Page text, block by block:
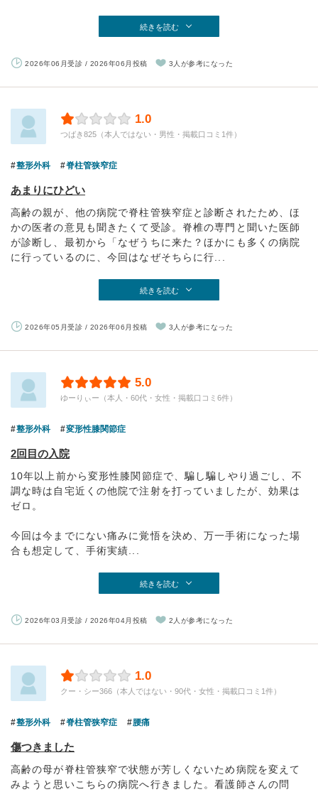
続きを読む
2026年06月受診 / 2026年06月投稿 3人が参考になった
1.0
つばき825（本人ではない・男性・掲載口コミ1件）
整形外科 脊柱管狭窄症
あまりにひどい
高齢の親が、他の病院で脊柱管狭窄症と診断されたため、ほ
かの医者の意見も聞きたくて受診。脊椎の専門と聞いた医師
が診断し、最初から「なぜうちに来た？ほかにも多くの病院
に行っているのに、今回はなぜそちらに行...
続きを読む
2026年05月受診 / 2026年06月投稿 3人が参考になった
5.0
ゆーりぃー（本人・60代・女性・掲載口コミ6件）
整形外科 変形性膝関節症
2回目の入院
10年以上前から変形性膝関節症で、騙し騙しやり過ごし、不
調な時は自宅近くの他院で注射を打っていましたが、効果は
ゼロ。
今回は今までにない痛みに覚悟を決め、万一手術になった場
合も想定して、手術実績...
続きを読む
2026年03月受診 / 2026年04月投稿 2人が参考になった
1.0
クー・シー366（本人ではない・90代・女性・掲載口コミ1件）
整形外科 脊柱管狭窄症 腰痛
傷つきました
高齢の母が脊柱管狭窄で状態が芳しくないため病院を変えて
みようと思いこちらの病院へ行きました。看護師さんの問